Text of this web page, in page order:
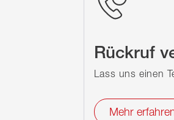
Rückruf
Lass uns einen
Mehr